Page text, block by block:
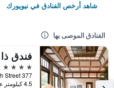
شاهد أرخص الفنادق في نيويورك
الفنادق الموصى بها
5 نجوم
4.5 كيلومتر عن وسط المدينة